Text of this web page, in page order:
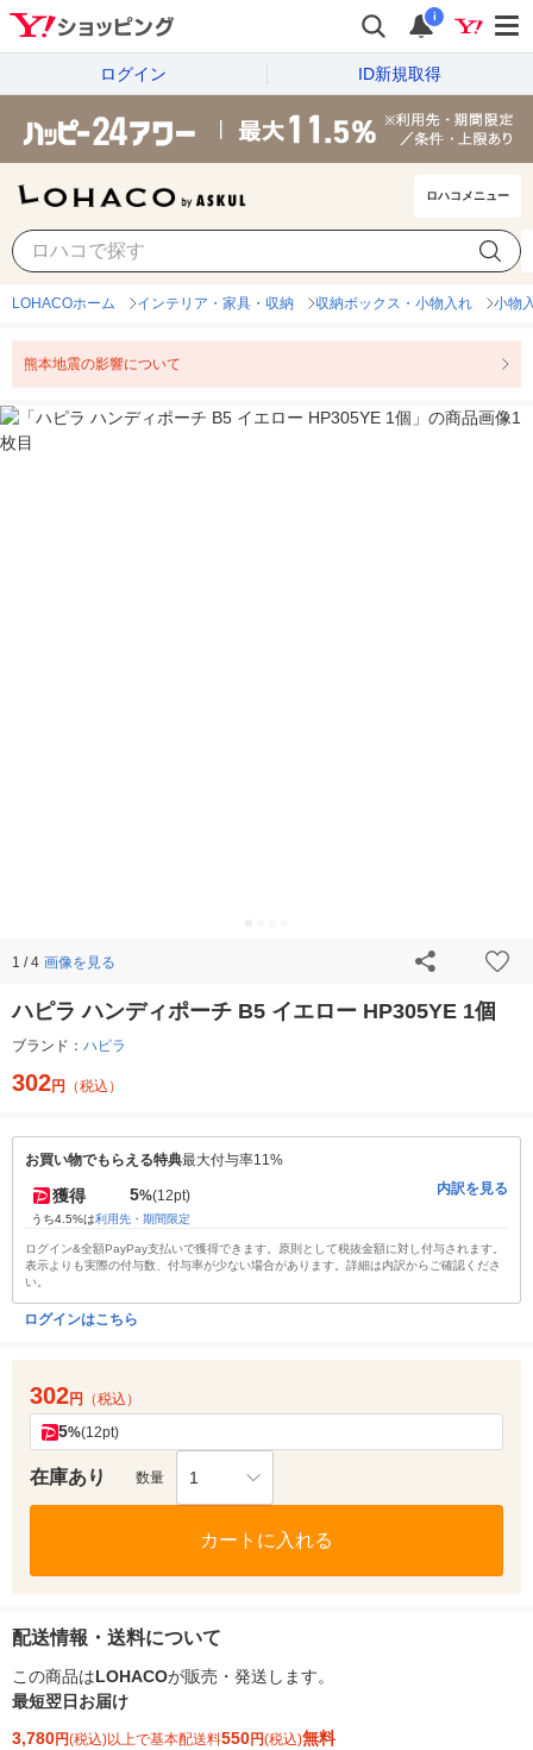
i
ログイン ID新規取得
ロハコメニュー
LOHACOホーム インテリア・家具・収納 収納ボックス・小物入れ 小物
熊本地震の影響について
1 / 4 画像を見る
ハピラ ハンディポーチ B5 イエロー HP305YE 1個
ブランド： ハピラ
302円 （税込）
お買い物でもらえる特典最大付与率11%
獲得 5%(12pt)
うち4.5%は利用先・期間限定
内訳を見る
ログイン&全額PayPay支払いで獲得できます。原則として税抜金額に対し付与されます。
表示よりも実際の付与数、付与率が少ない場合があります。詳細は内訳からご確認くださ
い。
ログインはこちら
302円 （税込）
5%(12pt)
在庫あり 数量 1
カートに入れる
配送情報・送料について
この商品はLOHACOが販売・発送します。
最短翌日お届け
3,780円(税込)以上で基本配送料550円(税込)無料